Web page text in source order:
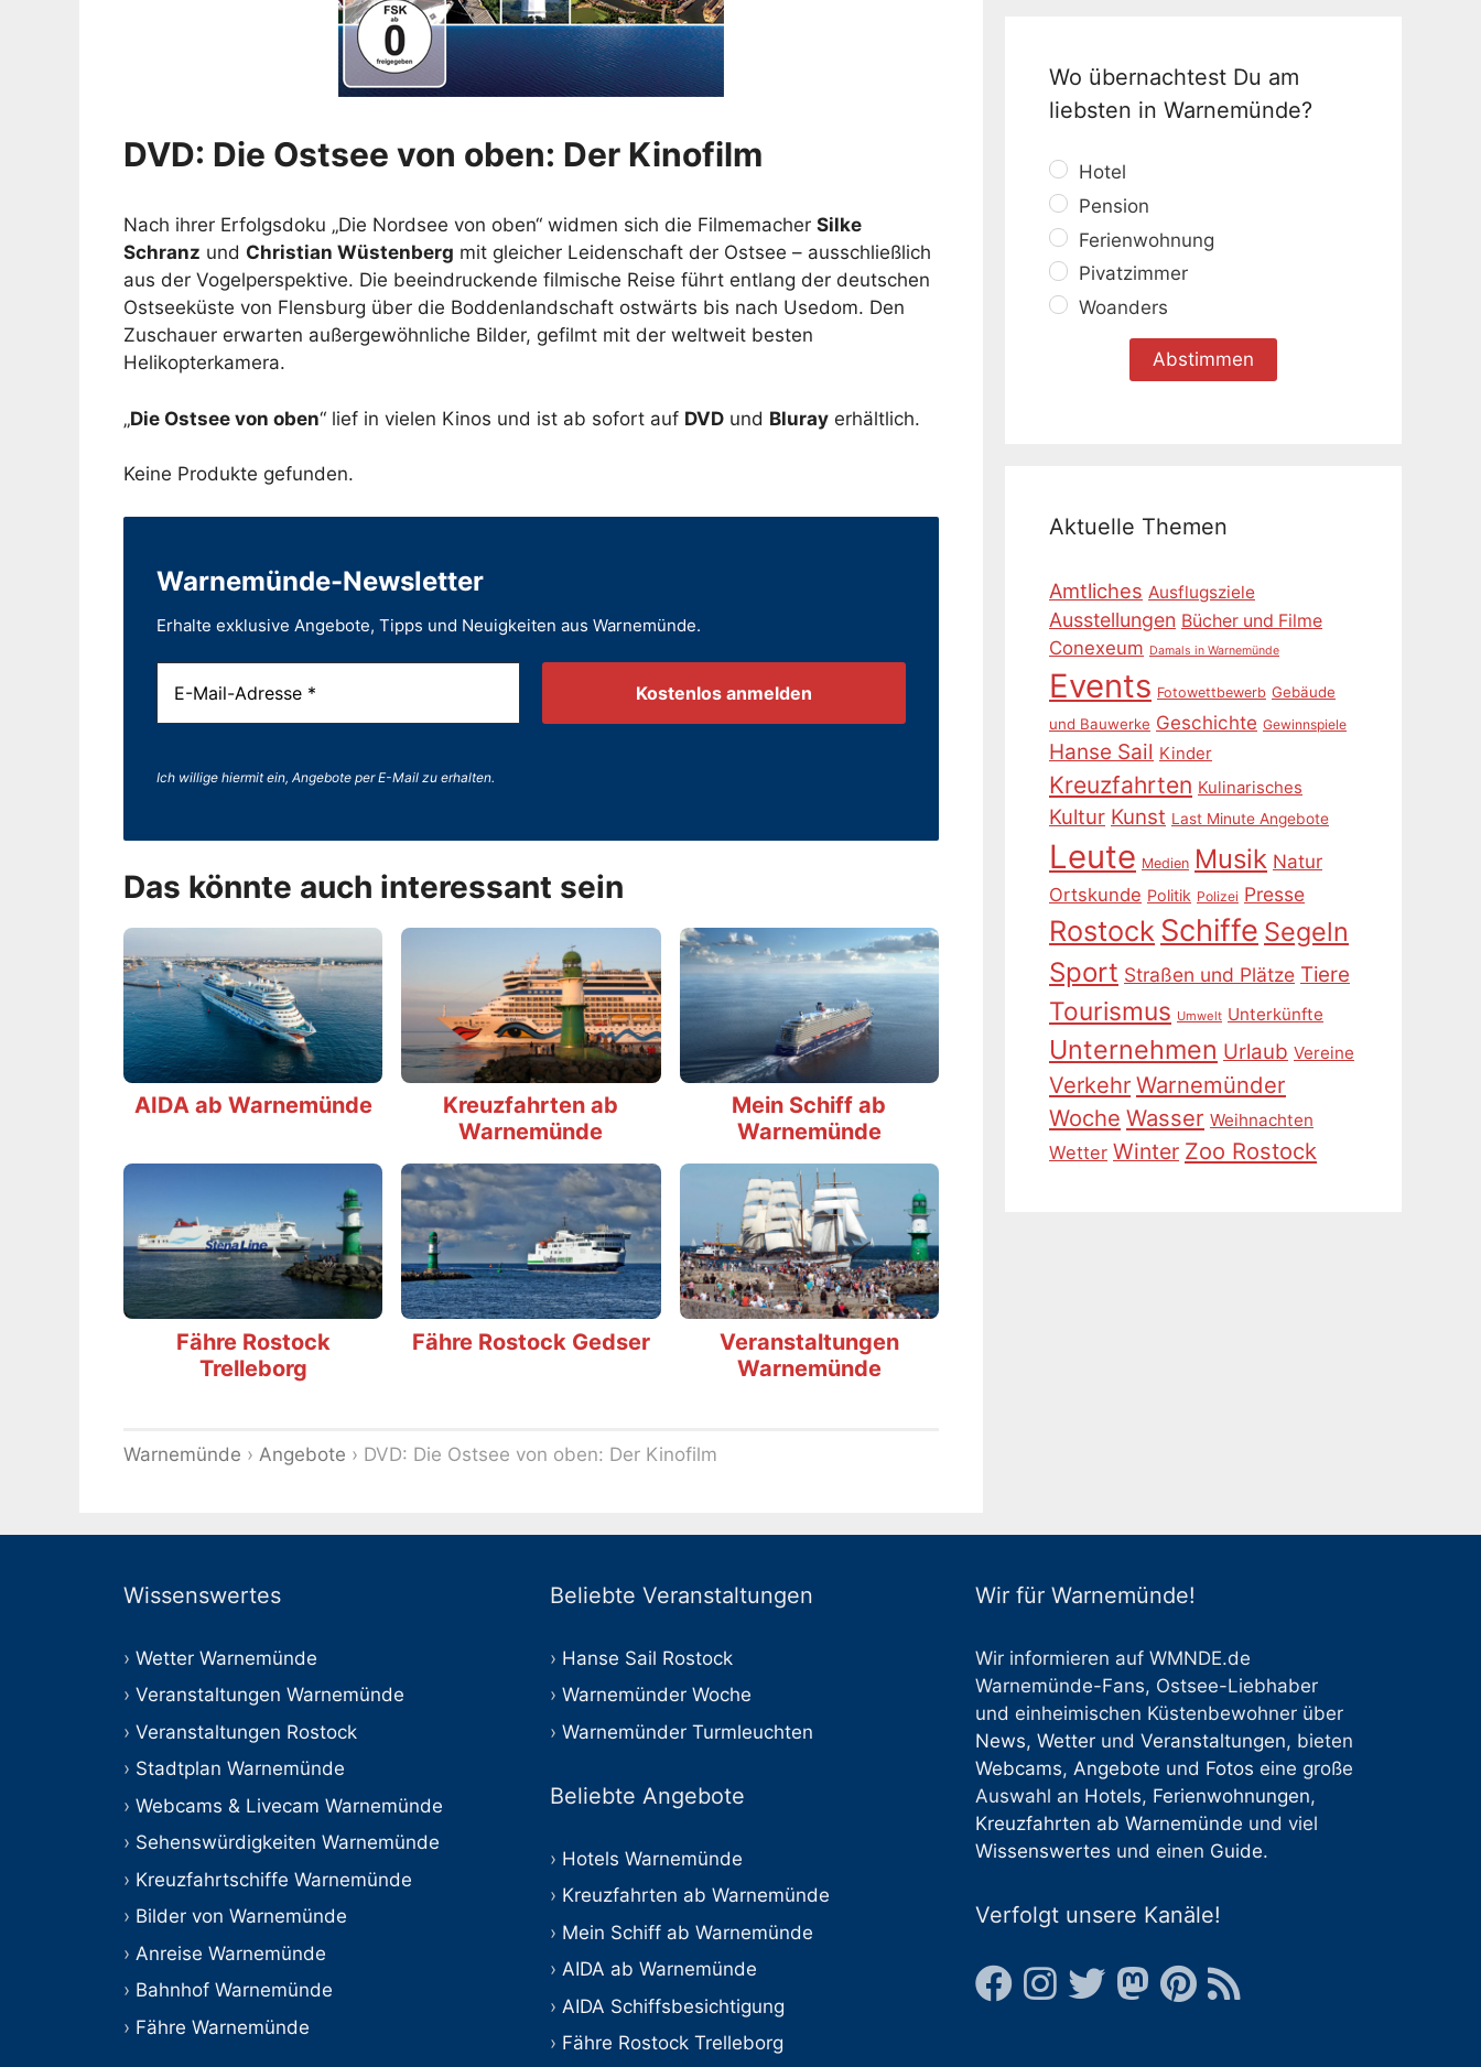
DVD: Die Ostsee von oben: Der Kinofilm
Nach ihrer Erfolgsdoku „Die Nordsee von oben“ widmen sich die Filmemacher Silke
Schranz und Christian Wüstenberg mit gleicher Leidenschaft der Ostsee – ausschließlich
aus der Vogelperspektive. Die beeindruckende filmische Reise führt entlang der deutschen
Ostseeküste von Flensburg über die Boddenlandschaft ostwärts bis nach Usedom. Den
Zuschauer erwarten außergewöhnliche Bilder, gefilmt mit der weltweit besten
Helikopterkamera.
„Die Ostsee von oben“ lief in vielen Kinos und ist ab sofort auf DVD und Bluray erhältlich.
Keine Produkte gefunden.
Warnemünde-Newsletter
Erhalte exklusive Angebote, Tipps und Neuigkeiten aus Warnemünde.
Ich willige hiermit ein, Angebote per E-Mail zu erhalten.
Das könnte auch interessant sein
AIDA ab Warnemünde
Kreuzfahrten ab
Warnemünde
Mein Schiff ab
Warnemünde
Fähre Rostock
Trelleborg
Fähre Rostock Gedser
Veranstaltungen
Warnemünde
Warnemünde › Angebote › DVD: Die Ostsee von oben: Der Kinofilm
Wo übernachtest Du am
liebsten in Warnemünde?
Hotel
Pension
Ferienwohnung
Pivatzimmer
Woanders
Aktuelle Themen
Amtliches Ausflugsziele
Ausstellungen Bücher und Filme
Conexeum Damals in Warnemünde
Events Fotowettbewerb Gebäude
und Bauwerke Geschichte Gewinnspiele
Hanse Sail Kinder
Kreuzfahrten Kulinarisches
Kultur Kunst Last Minute Angebote
Leute Medien Musik Natur
Ortskunde Politik Polizei Presse
Rostock Schiffe Segeln
Sport Straßen und Plätze Tiere
Tourismus Umwelt Unterkünfte
Unternehmen Urlaub Vereine
Verkehr Warnemünder
Woche Wasser Weihnachten
Wetter Winter Zoo Rostock
Wissenswertes
Wetter Warnemünde
Veranstaltungen Warnemünde
Veranstaltungen Rostock
Stadtplan Warnemünde
Webcams & Livecam Warnemünde
Sehenswürdigkeiten Warnemünde
Kreuzfahrtschiffe Warnemünde
Bilder von Warnemünde
Anreise Warnemünde
Bahnhof Warnemünde
Fähre Warnemünde
Beliebte Veranstaltungen
Hanse Sail Rostock
Warnemünder Woche
Warnemünder Turmleuchten
Beliebte Angebote
Hotels Warnemünde
Kreuzfahrten ab Warnemünde
Mein Schiff ab Warnemünde
AIDA ab Warnemünde
AIDA Schiffsbesichtigung
Fähre Rostock Trelleborg
Wir für Warnemünde!
Wir informieren auf WMNDE.de
Warnemünde-Fans, Ostsee-Liebhaber
und einheimischen Küstenbewohner über
News,Wetter undVeranstaltungen, bieten
Webcams, Angebote und Fotos eine große
Auswahl an Hotels, Ferienwohnungen,
Kreuzfahrten ab Warnemünde und viel
Wissenswertes und einen Guide.
Verfolgt unsere Kanäle!